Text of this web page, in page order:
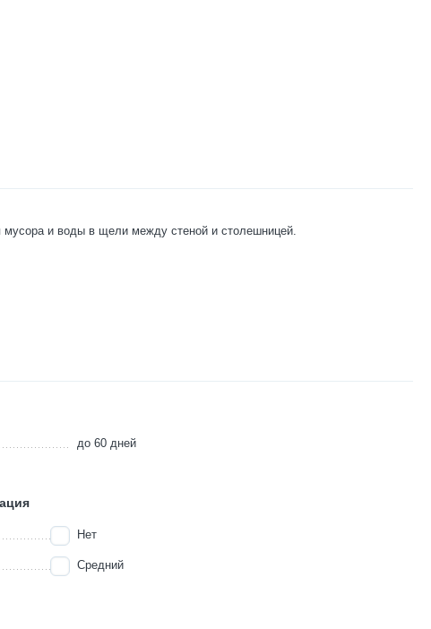
мусора и воды в щели между стеной и столешницей.
до 60 дней
Нет
Средний